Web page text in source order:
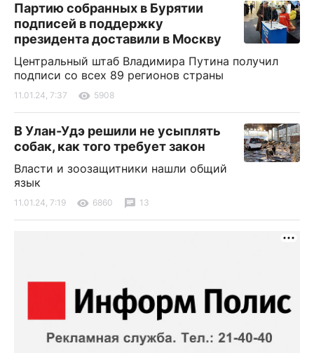
Партию собранных в Бурятии
подписей в поддержку
президента доставили в Москву
Центральный штаб Владимира Путина получил
подписи со всех 89 регионов страны
11.01.24, 7:37 5908
В Улан-Удэ решили не усыплять
собак, как того требует закон
Власти и зоозащитники нашли общий
язык
11.01.24, 7:19 6860 13